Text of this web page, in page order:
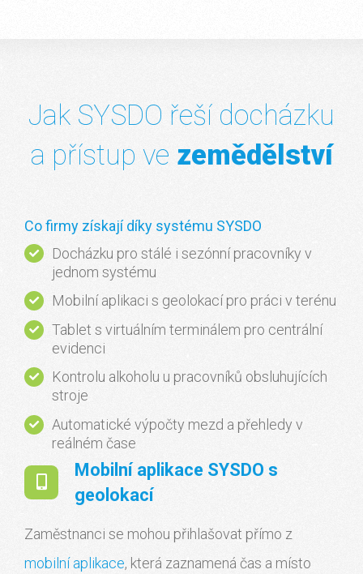
Jak SYSDO řeší docházku
a přístup ve zemědělství
Co firmy získají díky systému SYSDO
Docházku pro stálé i sezónní pracovníky v
jednom systému
Mobilní aplikaci s geolokací pro práci v terénu
Tablet s virtuálním terminálem pro centrální
evidenci
Kontrolu alkoholu u pracovníků obsluhujících
stroje
Automatické výpočty mezd a přehledy v
reálném čase
Mobilní aplikace SYSDO s
geolokací
Zaměstnanci se mohou přihlašovat přímo z
mobilní aplikace, která zaznamená čas a místo